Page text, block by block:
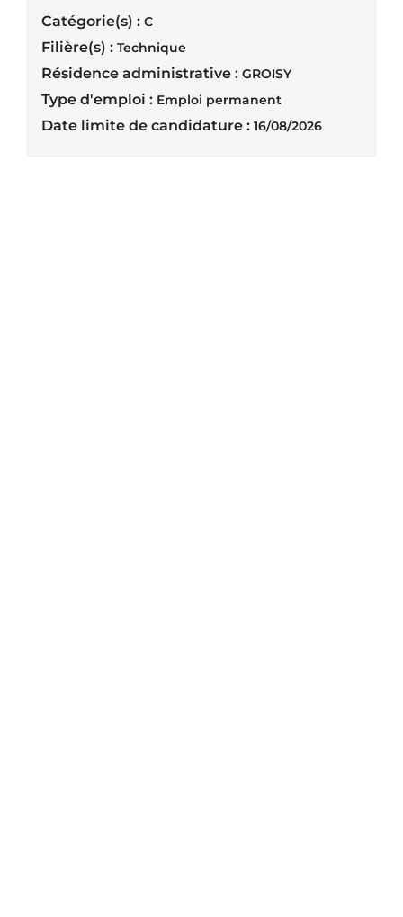
Catégorie(s) : C
Filière(s) : Technique
Résidence administrative : GROISY
Type d'emploi : Emploi permanent
Date limite de candidature : 16/08/2026